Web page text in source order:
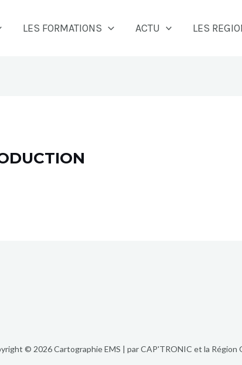
LES FORMATIONS ACTU LES
© 2026 Cartographie EMS | par CAP'TRONIC et la Région